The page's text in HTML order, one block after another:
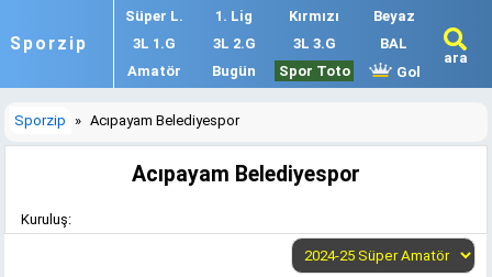
Sporzip
Süper L. 1. Lig Kırmızı
Beyaz
3L 1.G
3L 2.G 3L 3.G
BAL
Amatör
Bugün Spor Toto Gol
ara
Sporzip » Acıpayam Belediyespor
Acıpayam Belediyespor
Kuruluş: